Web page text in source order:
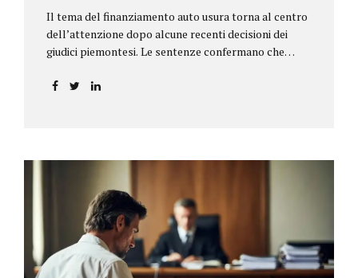
Il tema del finanziamento auto usura torna al centro
dell’attenzione dopo alcune recenti decisioni dei
giudici piemontesi. Le sentenze confermano che
incidere sul calcolo del tasso effettivo e aprire la